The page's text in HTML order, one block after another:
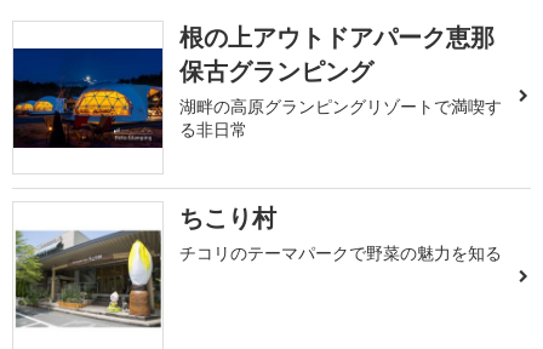
根の上アウトドアパーク恵那
保古グランピング
湖畔の高原グランピングリゾートで満喫す
る非日常
ちこり村
チコリのテーマパークで野菜の魅力を知る